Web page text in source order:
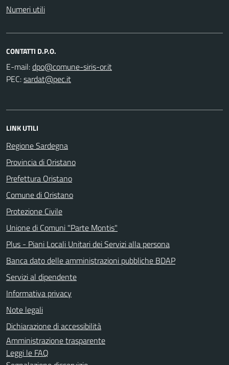
Numeri utili
CONTATTI D.P.O.
E-mail:
PEC:
LINK UTILI
Regione Sardegna
Provincia di Oristano
Prefettura Oristano
Comune di Oristano
Protezione Civile
Unione di Comuni "Parte Montis"
Plus - Piani Locali Unitari dei Servizi alla persona
Banca dato delle amministrazioni pubbliche BDAP
Servizi al dipendente
Informativa privacy
Note legali
Dichiarazione di accessibilità
Amministrazione trasparente
Leggi le FAQ